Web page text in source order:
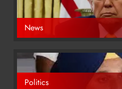
News
Politics